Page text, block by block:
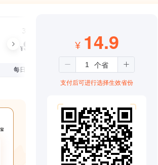
3个月
¥99
每日仅1.08元
¥ 14.9
支付后可进行选择生效省份